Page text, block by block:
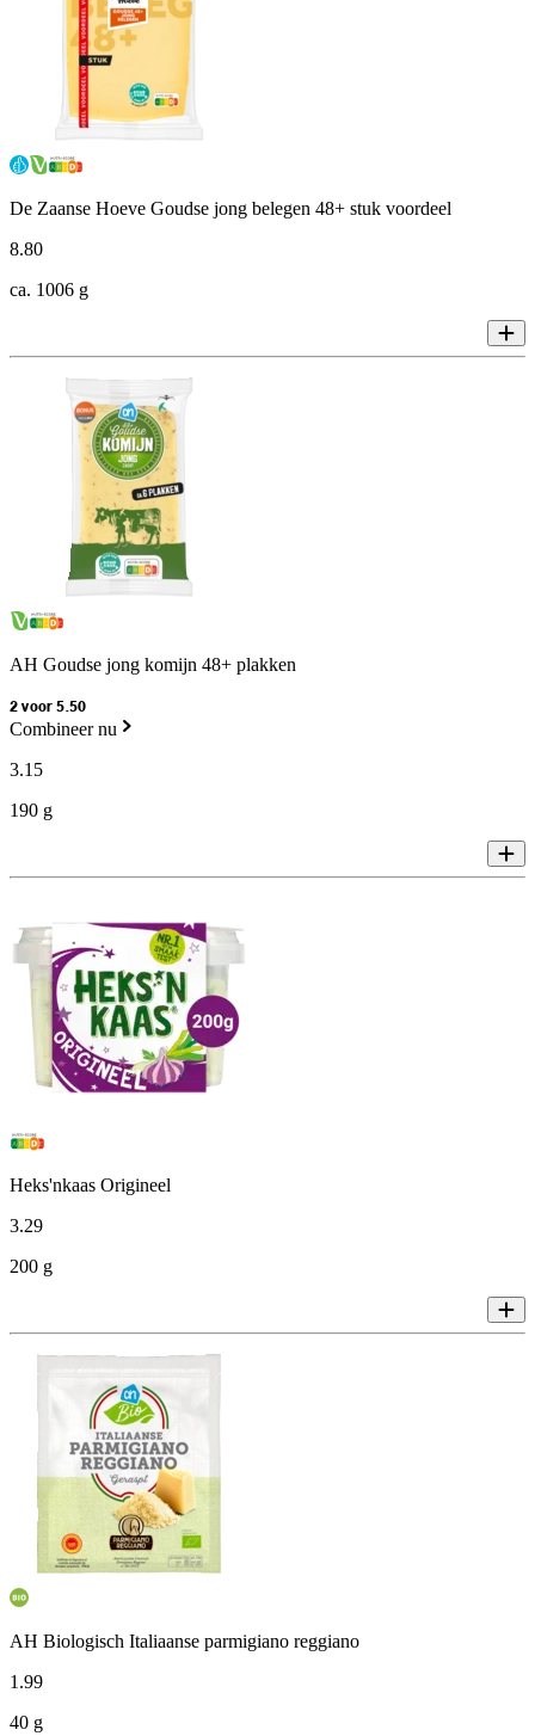
De Zaanse Hoeve Goudse jong belegen 48+ stuk voordeel
8.80
ca. 1006 g
AH Goudse jong komijn 48+ plakken
2 voor 5.50
Combineer nu
3.15
190 g
Heks'nkaas Origineel
3.29
200 g
AH Biologisch Italiaanse parmigiano reggiano
1.99
40 g